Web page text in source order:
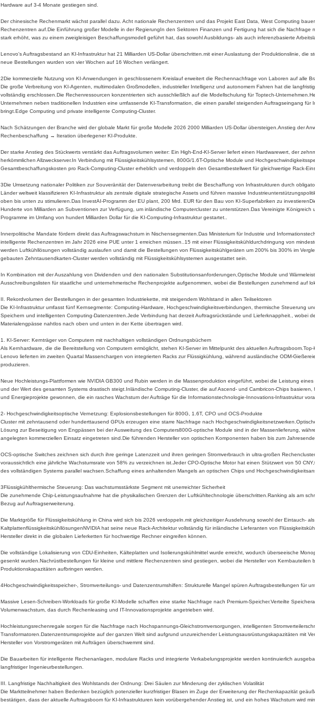
Hardware auf 3-4 Monate gestiegen sind.
Der chinesische Rechenmarkt wächst parallel dazu. Acht nationale Rechenzentren und das Projekt East Data, West Computing
Rechenzentren auf.Die Einführung großer Modelle in der RegierungIn den Sektoren Finanzen und Fertigung hat sich die Nachfrage
stark erhöht, was zu einem zweigleisigen Beschaffungsmodell geführt hat, das sowohl Ausbildungs- als auch inferenzbasierte
Lenovo's Auftragsbestand an KI-Infrastruktur hat 21 Milliarden US-Dollar überschritten.mit einer Auslastung der Produktionslinie, die
neue Bestellungen wurden von vier Wochen auf 16 Wochen verlängert.
2Die kommerzielle Nutzung von KI-Anwendungen in geschlossenem Kreislauf erweitert die Rechennachfrage von Laboren auf alle
Die große Verbreitung von KI-Agenten, multimodalen Großmodellen, industrieller Intelligenz und autonomem Fahren hat die
vollständig erschlossen.Die Rechenressourcen konzentrierten sich ausschließlich auf die Modellschulung für Toptech-
Unternehmen neben traditionellen Industrien eine umfassende KI-Transformation, die einen parallel steigenden Auftragseingang für
bringt.Edge Computing und private intelligente Computing-Cluster.
Nach Schätzungen der Branche wird der globale Markt für große Modelle 2026 2000 Milliarden US-Dollar übersteigen.Anstieg der
Rechenbeschaffung → Iteration überlegener KI-Produkte.
Der starke Anstieg des Stückwerts verstärkt das Auftragsvolumen weiter: Ein High-End-KI-Server liefert einen Hardwarewert, der
herkömmlichen Allzweckserver.In Verbindung mit Flüssigkeitskühlsystemen, 800G/1.6T-Optische Module und
Gesamtbeschaffungskosten pro Rack-Computing-Cluster erheblich und verdoppeln den Gesamtbestellwert für gleichwertige Rack-
3Die Umsetzung nationaler Politiken zur Souveränität der Datenverarbeitung treibt die Beschaffung von Infrastrukturen durch
Länder weltweit klassifizieren KI-Infrastruktur als zentrale digitale strategische Assets und führen massive
oben bis unten zu stimulieren.Das InvestAI-Programm der EU plant, 200 Mrd. EUR für den Bau von KI-Superfabriken zu
Hunderte von Milliarden an Subventionen zur Verfügung, um inländische Computercluster zu unterstützen.Das Vereinigte Königreich
Programme im Umfang von hundert Milliarden Dollar für die KI-Computing-Infrastruktur gestartet..
Innerpolitische Mandate fördern direkt das Auftragswachstum in Nischensegmenten.Das Ministerium für Industrie und
intelligente Rechenzentren im Jahr 2026 eine PUE unter 1 erreichen müssen..15 mit einer Flüssigkeitskühldurchdringung von
werden Luftkühllösungen vollständig auslaufen und damit die Bestellungen von Flüssigkeitskühlgeräten um 200% bis 300% im
gebauten Zehntausendkarten-Cluster werden vollständig mit Flüssigkeitskühlsystemen ausgestattet sein.
In Kombination mit der Auszahlung von Dividenden und den nationalen Substitutionsanforderungen,Optische Module und
Ausschreibungslisten für staatliche und unternehmerische Rechenprojekte aufgenommen, wobei die Bestellungen zunehmend auf
II. Rekordvolumen der Bestellungen in der gesamten Industriekette, mit steigendem Wohlstand in allen Teilsektoren
Die KI-Infrastruktur umfasst fünf Kernsegmente: Computing-Hardware, Hochgeschwindigkeitsverbindungen, thermische Steuerung
Speichern und intelligenten Computing-Datenzentren.Jede Verbindung hat derzeit Auftragsrückstände und Lieferknappheit., wobei
Materialengpässe nahtlos nach oben und unten in der Kette übertragen wird.
1. KI-Server: Kernträger von Computern mit nachhaltigen vollständigen Ordnungsbüchern
Als Kernhardware, die die Bereitstellung von Computern ermöglicht, stehen KI-Server im Mittelpunkt des aktuellen
Lenovo lieferten im zweiten Quartal Massenchargen von integrierten Racks zur Flüssigkühlung, während ausländische ODM-
produzieren.
Neue Hochleistungs-Plattformen wie NVIDIA GB300 und Rubin werden in die Massenproduktion eingeführt, wobei die Leistung
und der Wert des gesamten Systems drastisch steigt.Inländische Computing-Cluster, die auf Ascend- und Cambricon-Chips
und Energieprojekte gewonnen, die ein rasches Wachstum der Aufträge für die Informationstechnologie-Innovations-Infrastruktur
2- Hochgeschwindigkeitsoptische Vernetzung: Explosionsbestellungen für 800G, 1.6T, CPO und OCS-Produkte
Cluster mit zehntausend oder hunderttausend GPUs erzeugen eine starre Nachfrage nach
Lösung zur Beseitigung von Engpässen bei der Ausweitung des Computers800G-optische Module sind in der Massenlieferung,
angelegten kommerziellen Einsatz eingetreten sind.Die führenden Hersteller von optischen Komponenten haben bis zum Jahresende
OCS-optische Switches zeichnen sich durch ihre geringe Latenzzeit und ihren geringen Stromverbrauch in ultra-großen
voraussichtlich eine jährliche Wachstumsrate von 58% zu verzeichnen ist.Jeder CPO-Optische Motor hat einen Stützwert von 50
des vollständigen Systems parallel wachsen.Schaffung eines anhaltenden Mangels an optischen Chips und
3Flüssigkühlthermische Steuerung: Das wachstumsstärkste Segment mit unerreichter Sicherheit
Die zunehmende Chip-Leistungsaufnahme hat die physikalischen Grenzen der Luftkühltechnologie überschritten.Ranking als am
Bezug auf Auftragserweiterung.
Die Marktgröße für Flüssigkeitskühlung in China wird sich bis 2026 verdoppeln.mit gleichzeitiger Ausdehnung sowohl der Eintauch-
KaltplattenflüssigkeitskühllösungenNVIDIA hat seine neue Rack-Architektur vollständig für inländische Lieferanten von
Hersteller direkt in die globalen Lieferketten für hochwertige Rechner eingreifen können.
Die vollständige Lokalisierung von CDU-Einheiten, Kälteplatten und Isolierungskühlmittel wurde erreicht, wodurch überseeische
gesenkt wurden.Nachrüstbestellungen für kleine und mittlere Rechenzentren sind gestiegen, wobei die Hersteller von Kernbauteilen
Produktionskapazitäten aufbringen werden.
4Hochgeschwindigkeitsspeicher-, Stromverteilungs- und Datenzentrumshilfen: Strukturelle Mangel spüren Auftragsbestellungen für
Massive Lesen-Schreiben-Workloads für große KI-Modelle schaffen eine starke Nachfrage nach Premium-Speicher.Verteilte
Volumenwachstum, das durch Rechenleasing und IT-Innovationsprojekte angetrieben wird.
Hochleistungsrechenregale sorgen für die Nachfrage nach Hochspannungs-Gleichstromversorgungen, intelligenten
Transformatoren.Datenzentrumsprojekte auf der ganzen Welt sind aufgrund unzureichender Leistungsausrüstungskapazitäten mit
Hersteller von Vorstromgeräten mit Aufträgen überschwemmt sind.
Die Bauarbeiten für intelligente Rechenanlagen, modulare Racks und integrierte Verkabelungsprojekte werden kontinuierlich
langfristiger Ingenieurbestellungen.
III. Langfristige Nachhaltigkeit des Wohlstands der Ordnung: Drei Säulen zur Minderung der zyklischen Volatilität
Die Marktteilnehmer haben Bedenken bezüglich potenzieller kurzfristiger Blasen im Zuge der Erweiterung der Rechenkapazität
bestätigen, dass der aktuelle Auftragsboom für KI-Infrastrukturen kein vorübergehender Anstieg ist, und ein hohes Wachstum wird